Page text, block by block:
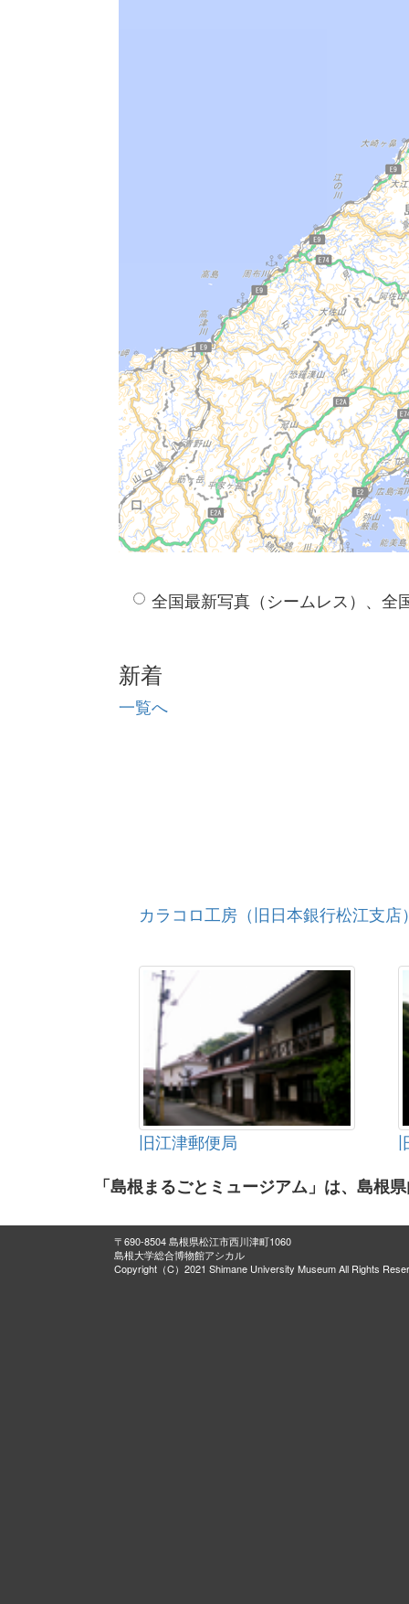
全国最新写真（シームレス）、全
新着
一覧へ
カラコロ工房（旧日本銀行松江支店
旧江津郵便局
「島根まるごとミュージアム」は、島根
〒690-8504 島根県松江市西川津町1060
島根大学総合博物館アシカル
Copyright（C）2021 Shimane University Museum All Rights